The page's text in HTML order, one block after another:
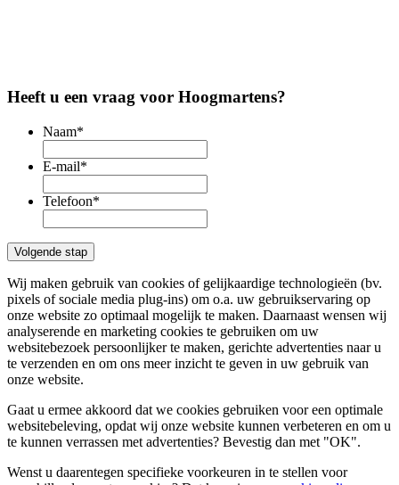
Heeft u een vraag voor Hoogmartens?
Naam*
E-mail*
Telefoon*
Wij maken gebruik van cookies of gelijkaardige technologieën (bv.
pixels of sociale media plug-ins) om o.a. uw gebruikservaring op
onze website zo optimaal mogelijk te maken. Daarnaast wensen wij
analyserende en marketing cookies te gebruiken om uw
websitebezoek persoonlijker te maken, gerichte advertenties naar u
te verzenden en om ons meer inzicht te geven in uw gebruik van
onze website.
Gaat u ermee akkoord dat we cookies gebruiken voor een optimale
websitebeleving, opdat wij onze website kunnen verbeteren en om u
te kunnen verrassen met advertenties? Bevestig dan met "OK".
Wenst u daarentegen specifieke voorkeuren in te stellen voor